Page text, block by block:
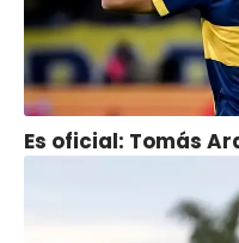
Es oficial: Tomás